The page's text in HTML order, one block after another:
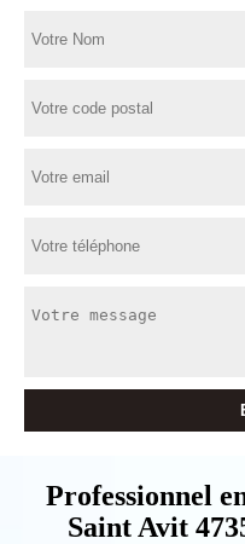
Professionnel
Saint Avit